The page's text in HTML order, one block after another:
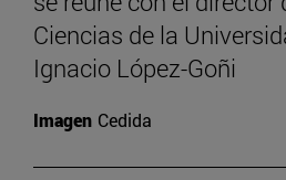
Ciencias de la
Ignacio López-Goñi
Imagen Cedida